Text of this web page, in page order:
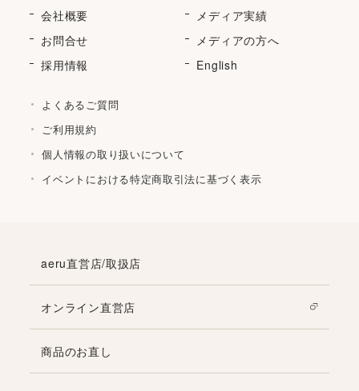
会社概要
メディア実績
お問合せ
メディアの方へ
採用情報
English
よくあるご質問
ご利用規約
個人情報の取り扱いについて
イベントにおける特定商取引法に基づく表示
aeru直営店/取扱店
オンライン直営店
商品のお直し